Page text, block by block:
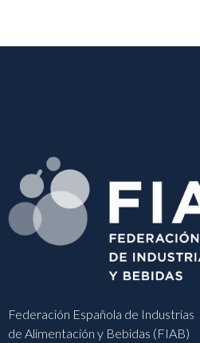
Federación Española de Industrias
de Alimentación y Bebidas (FIAB)